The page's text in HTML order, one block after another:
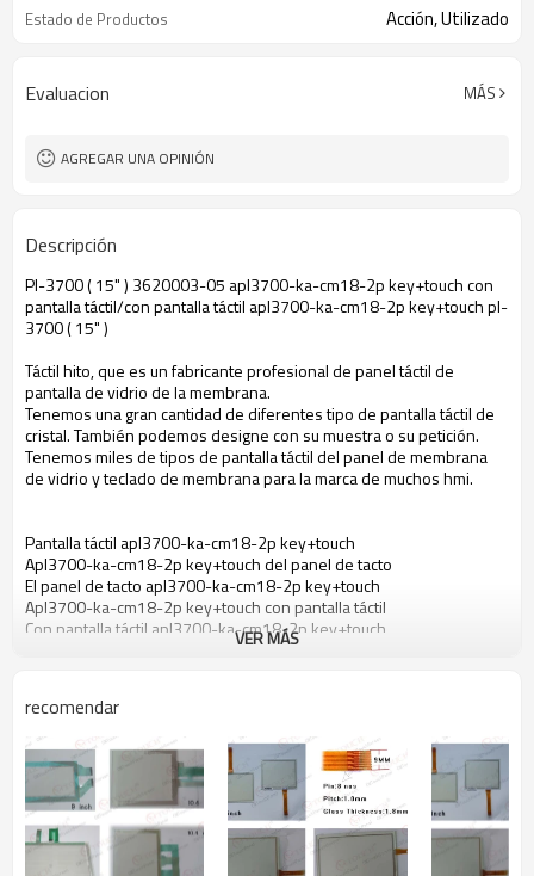
Estado de Productos Acción, Utilizado
Evaluacion MÁS
AGREGAR UNA OPINIÓN
Descripción
Pl-3700 ( 15" ) 3620003-05 apl3700-ka-cm18-2p key+touch con
pantalla táctil/con pantalla táctil apl3700-ka-cm18-2p key+touch pl-
3700 ( 15" )
Táctil hito, que es un fabricante profesional de panel táctil de
pantalla de vidrio de la membrana.
Tenemos una gran cantidad de diferentes tipo de pantalla táctil de
cristal. También podemos designe con su muestra o su petición.
Tenemos miles de tipos de pantalla táctil del panel de membrana
de vidrio y teclado de membrana para la marca de muchos hmi.
Pantalla táctil apl3700-ka-cm18-2p key+touch
Apl3700-ka-cm18-2p key+touch del panel de tacto
El panel de tacto apl3700-ka-cm18-2p key+touch
Apl3700-ka-cm18-2p key+touch con pantalla táctil
Con pantalla táctil apl3700-ka-cm18-2p key+touch
Apl3700-ka-cm18-2p key+touch con pantalla táctil de cristal
Membrana táctil apl3700-ka-cm18-2p key+touch
Pantalla táctil para apl3700-ka-cm18-2p key+touch
El panel de tacto para apl3700-ka-cm18-2p key+touch
Pantalla táctil para apl3700-ka-cm18-2p key+touch
Pantalla táctil de cristal para apl3700-ka-cm18-2p key+touch
Táctil de membrana para apl3700-ka-cm18-2p key+touch
Apl3700-ka-cm18-2p key+touch de la pantalla táctil
VER MÁS
recomendar